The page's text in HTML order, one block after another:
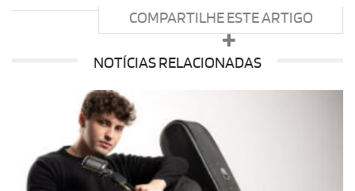
COMPARTILHE ESTE ARTIGO
NOTÍCIAS RELACIONADAS